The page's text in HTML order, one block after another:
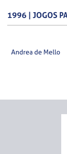
1996 | JOGOS
Andrea de Mello